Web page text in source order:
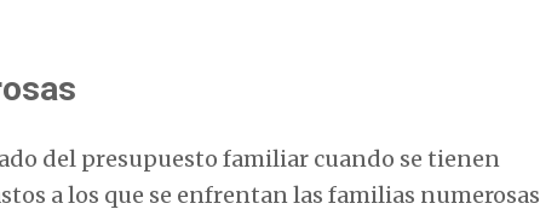
del presupuesto familiar cuando se tienen
a los que se enfrentan las familias numerosas